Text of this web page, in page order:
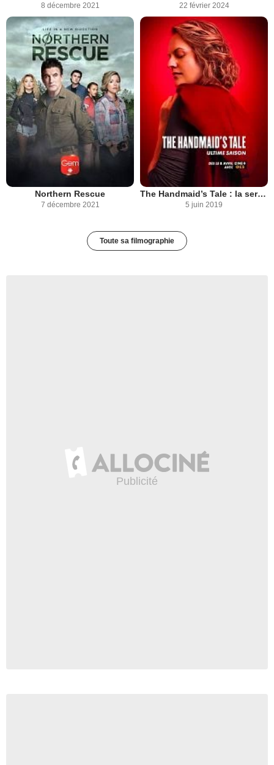
8 décembre 2021 22 février 2024
Northern Rescue
7 décembre 2021
The Handmaid’s Tale : la servante écarlate
5 juin 2019
Toute sa filmographie